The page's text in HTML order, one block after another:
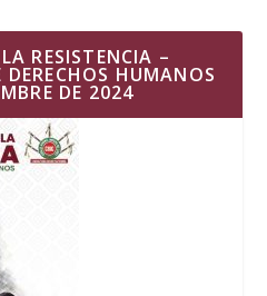
RESISTENCIA –
HUMANOS
DE 2024